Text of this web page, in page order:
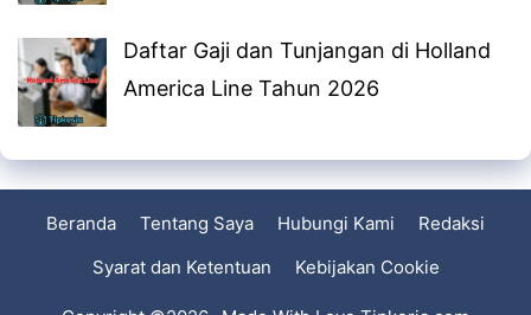
Daftar Gaji dan Tunjangan di Holland
America Line Tahun 2026
Beranda Tentang Saya Hubungi Kami
Redaksi
Syarat dan Ketentuan
Kebijakan Cookie